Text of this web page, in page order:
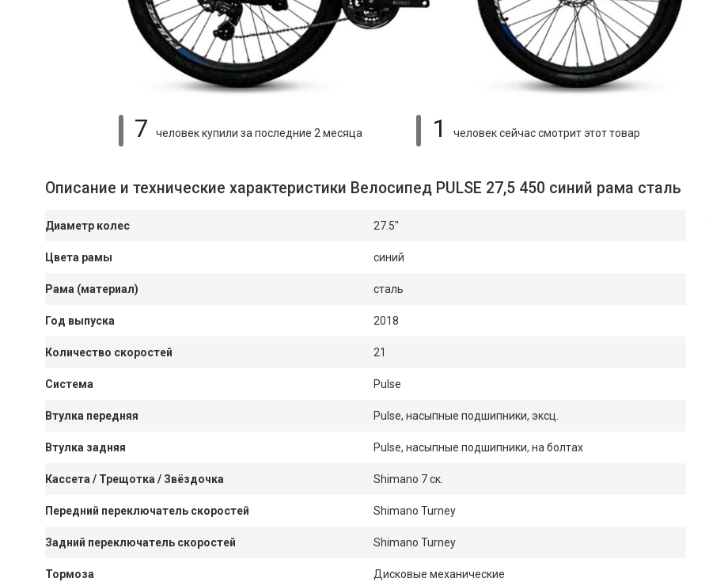
7 человек купили за последние 2 месяца 1 человек сейчас смотритэтот товар
Описание и технические характеристики Велосипед PULSE 27,5 450 синий рама сталь
Диаметр колес 27.5"
Цвета рамы синий
Рама (материал) сталь
Год выпуска 2018
Количество скоростей 21
Система Pulse
Втулка передняя Pulse, насыпные подшипники, эксц.
Втулка задняя Pulse, насыпные подшипники, на болтах
Кассета / Трещотка / Звёздочка Shimano 7 ск.
Передний переключатель скоростей Shimano Turney
Задний переключатель скоростей Shimano Turney
Тормоза Дисковые механические